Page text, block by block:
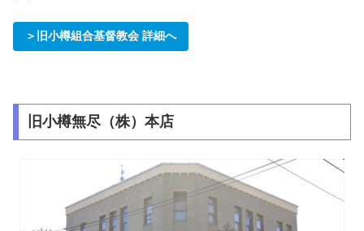
＞旧小樽組合基督教会 詳細へ
旧小樽無尽（株）本店